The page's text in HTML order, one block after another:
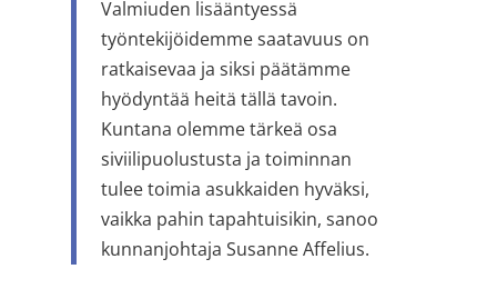
Valmiuden lisääntyessä
työntekijöidemme saatavuus on
ratkaisevaa ja siksi päätämme
hyödyntää heitä tällä tavoin.
Kuntana olemme tärkeä osa
siviilipuolustusta ja toiminnan
tulee toimia asukkaiden hyväksi,
vaikka pahin tapahtuisikin, sanoo
kunnanjohtaja Susanne Affelius.